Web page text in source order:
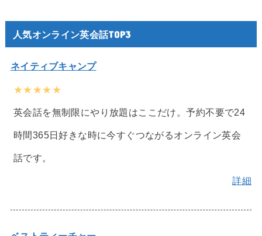
人気オンライン英会話TOP3
ネイティブキャンプ
★★★★★
英会話を無制限にやり放題はここだけ。予約不要で24
時間365日好きな時に今すぐつながるオンライン英会
話です。
詳細